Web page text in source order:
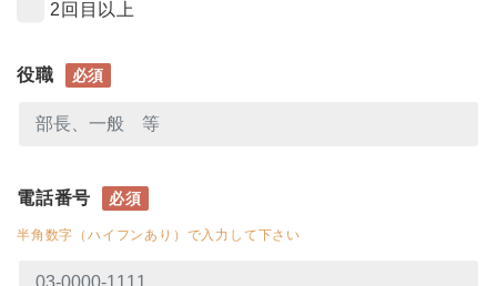
2回目以上
役職 必須
電話番号 必須
半角数字（ハイフンあり）で入力して下さい